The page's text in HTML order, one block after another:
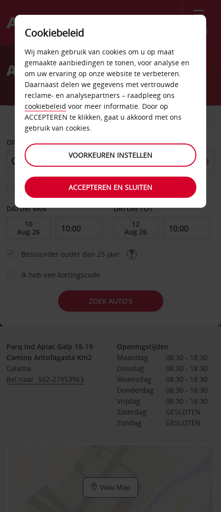
Menu
Welcome
AvisAutoverhuur Calama
AUTO BESTELWAGEN
OPHALEN OP
Kies een ander afleverpunt
DATUM VAN DATUM TOT
Bestuurder ouder dan 25 jaar
Ik heb een kortingscode
ZOEK AUTO’S
Parq Ind Apiac Galp 18-19
Camino Antofagasta Km2
Calama
Bel naar: 562-27953963
Openingstijden
Maandag
08:30 - 18:30
Dinsdag
08:30 - 18:30
Woensdag
08:30 - 18:30
Donderdag
08:30 - 18:30
Vrijdag
08:30 - 18:30
Zaterdag
GESLOTEN
Zondag
GESLOTEN
View Map
Cookiebeleid
Wij maken gebruik van cookies om u op maat
gemaakte aanbiedingen te tonen, voor analyse en
om uw ervaring op onze website te verbeteren.
Daarnaast delen we gegevens met vertrouwde
reclame- en analysepartners – raadpleeg ons
cookiebeleid voor meer informatie. Door op
ACCEPTEREN te klikken, gaat u akkoord met ons
gebruik van cookies.
VOORKEUREN INSTELLEN
ACCEPTEREN EN SLUITEN